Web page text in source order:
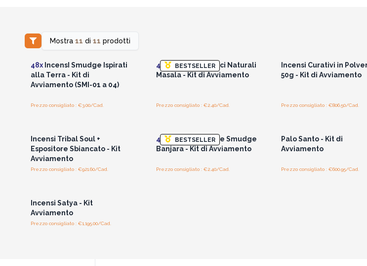
Mostra 11 di 11 prodotti
Accedi per vedere i prezzi
all'ingrosso
48x IncensI Smudge Ispirati
alla Terra - Kit di
Avviamento (SMI-01 a 04)
Prezzo consigliato : €3.00/Cad.
BESTSELLER
48xIncensi Botanici Naturali
Masala - Kit di Avviamento
Prezzo consigliato : €2.40/Cad.
Incensi Curativi in
50g - Kit di Avviamento
Prezzo consigliato : €806.50/Cad.
Incensi Tribal Soul +
Espositore Sbiancato - Kit
Avviamento
Prezzo consigliato : €921.60/Cad.
BESTSELLER
48xIncenso Tribale Smudge
Banjara - Kit di Avviamento
Prezzo consigliato : €2.40/Cad.
Palo Santo - Kit di
Avviamento
Prezzo consigliato : €600.95/Cad.
Incensi Satya - Kit
Avviamento
Prezzo consigliato : €1,195.00/Cad.